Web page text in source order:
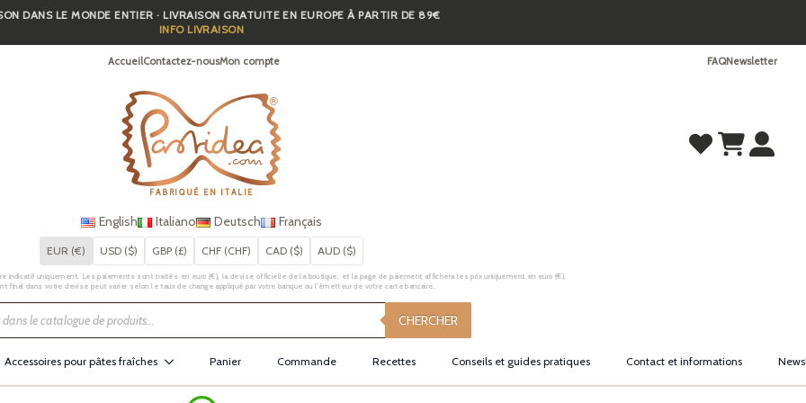
DANS LE MONDE ENTIER · LIVRAISON GRATUITE EN EUROPE À PARTIR DE 89€
INFO LIVRAISON
AccueilContactez-nousMon compte FAQNewsletter
FABRIQUÉ EN ITALIE
English Italiano Deutsch Français
EUR (€) USD ($) GBP (£) CHF (CHF) CAD ($) AUD ($)
indicatif uniquement. Les paiements sont traités en euro (€), la devise officielle de la boutique, et la page de paiement affichera les prix uniquement en euro (€).
final dans votre devise peut varier selon le taux de change appliqué par votre banque ou l’émetteur de votre carte bancaire.
CHERCHER
Accessoires pour pâtes fraîches Panier Commande Recettes Conseils et guides pratiques Contact et informations